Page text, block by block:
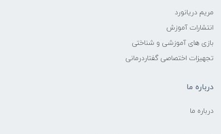
مریم دریانورد
انتشارات آموزش
بازی های آموزشی و شناختی
تجهیزات اختصاصی گفتاردرمانی
درباره ما
درباره ما